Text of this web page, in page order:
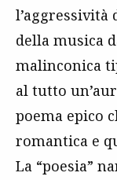
della musica
malinconica
al tutto
poema epico
romantica e
La “poesia”